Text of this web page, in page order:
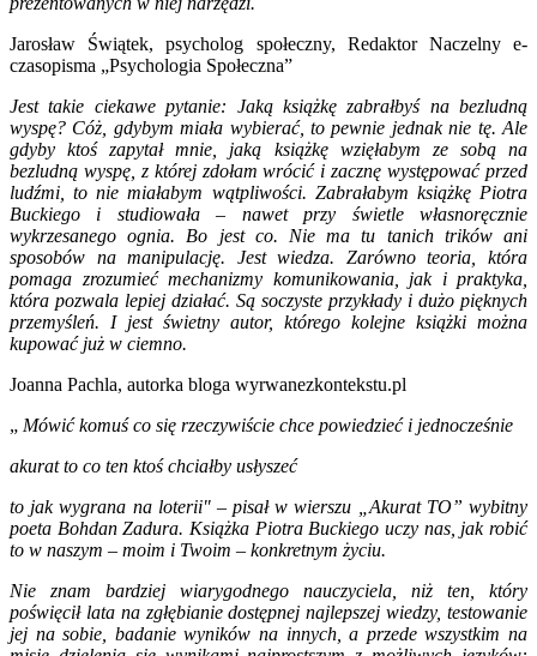
Jarosław Świątek, psycholog społeczny, Redaktor Naczelny e-
czasopisma „Psychologia Społeczna”
Jest takie ciekawe pytanie: Jaką książkę zabrałbyś na bezludną
wyspę? Cóż, gdybym miała wybierać, to pewnie jednak nie tę. Ale
gdyby ktoś zapytał mnie, jaką książkę wzięłabym ze sobą na
bezludną wyspę, z której zdołam wrócić i zacznę występować przed
ludźmi, to nie miałabym wątpliwości. Zabrałabym książkę Piotra
Buckiego i studiowała – nawet przy świetle własnoręcznie
wykrzesanego ognia. Bo jest co. Nie ma tu tanich trików ani
sposobów na manipulację. Jest wiedza. Zarówno teoria, która
pomaga zrozumieć mechanizmy komunikowania, jak i praktyka,
która pozwala lepiej działać. Są soczyste przykłady i dużo pięknych
przemyśleń. I jest świetny autor, którego kolejne książki można
kupować już w ciemno.
Joanna Pachla, autorka bloga wyrwanezkontekstu.pl
„ Mówić komuś co się rzeczywiście chce powiedzieć i jednocześnie
akurat to co ten ktoś chciałby usłyszeć
to jak wygrana na loterii" – pisał w wierszu „Akurat TO” wybitny
poeta Bohdan Zadura. Książka Piotra Buckiego uczy nas, jak robić
to w naszym – moim i Twoim – konkretnym życiu.
Nie znam bardziej wiarygodnego nauczyciela, niż ten, który
poświęcił lata na zgłębianie dostępnej najlepszej wiedzy, testowanie
jej na sobie, badanie wyników na innych, a przede wszystkim na